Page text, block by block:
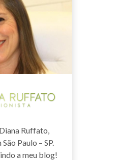
Ruffato,
Paulo – SP.
a meu blog!